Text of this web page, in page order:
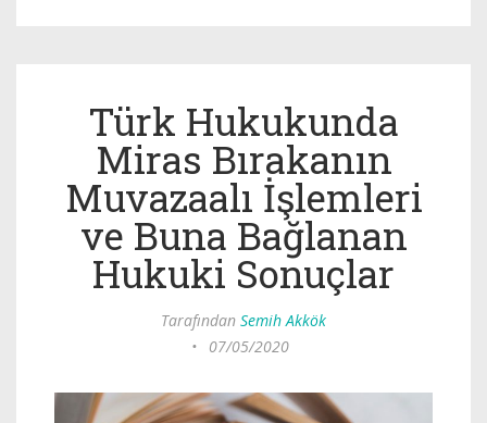
Türk Hukukunda
Miras Bırakanın
Muvazaalı İşlemleri
ve Buna Bağlanan
Hukuki Sonuçlar
Tarafından Semih Akkök
•
07/05/2020